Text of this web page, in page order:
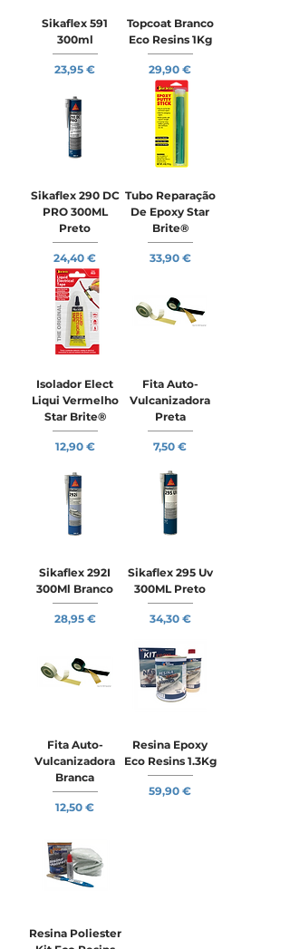
Sikaflex 591
300ml
Preço
23,95 €
Topcoat Branco
Eco Resins 1Kg
Preço
29,90 €
Sikaflex 290 DC
PRO 300ML
Preto
Preço
24,40 €
Tubo Reparação
De Epoxy Star
Brite®
Preço
33,90 €
Isolador Elect
Liqui Vermelho
Star Brite®
Preço
12,90 €
Fita Auto-
Vulcanizadora
Preta
Preço
7,50 €
Sikaflex 292I
300Ml Branco
Preço
28,95 €
Sikaflex 295 Uv
300ML Preto
Preço
34,30 €
Fita Auto-
Vulcanizadora
Branca
Preço
12,50 €
Resina Epoxy
Eco Resins 1.3Kg
Preço
59,90 €
Resina Poliester